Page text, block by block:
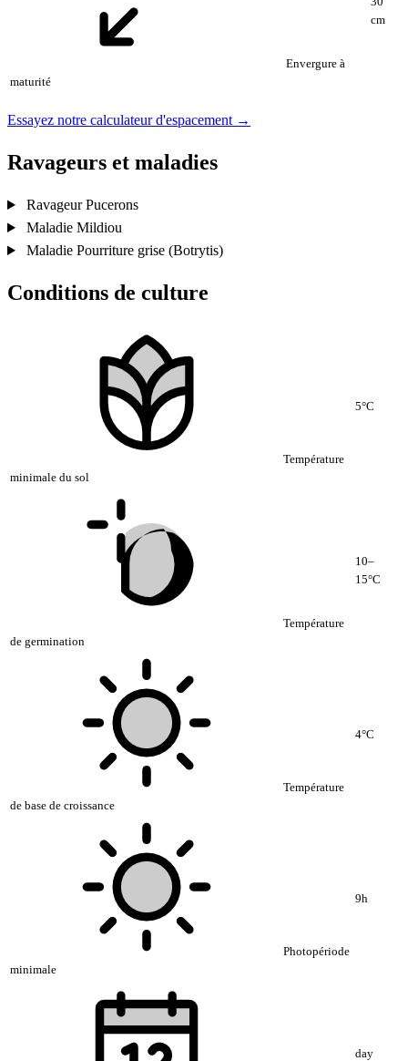
Envergure à
maturité
cm
Essayez notre calculateur d'espacement →
Ravageurs et maladies
RavageurPucerons
Maladie Mildiou
Maladie Pourriture grise (Botrytis)
Conditions de culture
Température
minimale du sol
5°C
Température
de germination
10–
15°C
Température
de base de croissance
4°C
Photopériode
minimale
9h
day